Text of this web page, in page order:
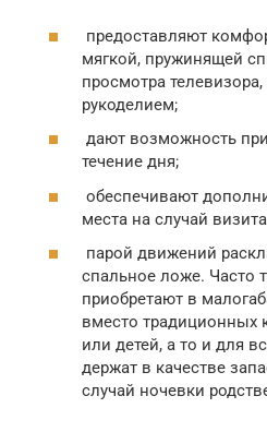
предоставляют
мягкой, пружинящей
просмотра телевизора,
рукоделием;
дают возможность
течение дня;
обеспечивают
места на случай
парой движений
спальное ложе. Часто
приобретают в
вместо традиционных
или детей, а то и для
держат в качестве
случай ночевки